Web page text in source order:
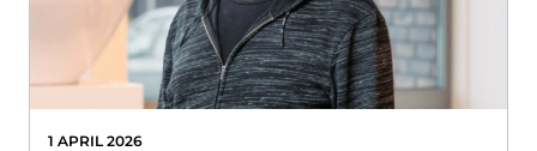
1 APRIL 2026